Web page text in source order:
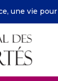
Facchini
Deirdre